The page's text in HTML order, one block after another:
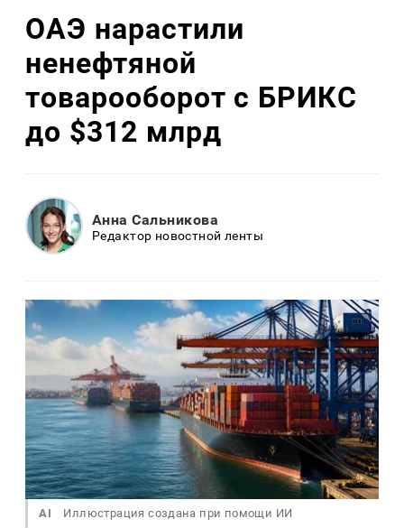
ОАЭ нарастили
ненефтяной
товарооборот с БРИКС
до $312 млрд
Анна Сальникова
Редактор новостной ленты
AI Иллюстрация создана при помощи ИИ